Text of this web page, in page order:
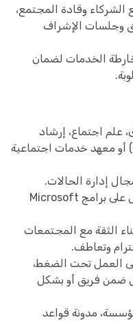
الشركاء وقادة المجتمع،
وجلسات الإشراف
الخدمات لضمان
علم اجتماع، إرشاد
أو معهد خدمات اجتماعية
إدارة الحالات.
إجادة العمل على برامج Microsoft
الثقة مع المجتمعات
وتعاطف.
العمل تحت الضغط،
ضمن فريق أو بشكل
مدونة قواعد